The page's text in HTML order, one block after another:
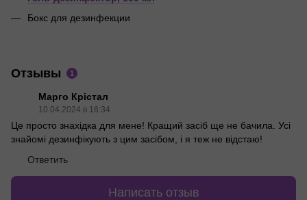
Бокс для дезинфекции
Отзывы 1
Марго Крістал
10.04.2024 в 16:34
Це просто знахідка для мене! Кращий засіб ще не бачила. Усі
знайомі дезинфікують з цим засібом, і я теж не відстаю!
Ответить
Написать отзыв